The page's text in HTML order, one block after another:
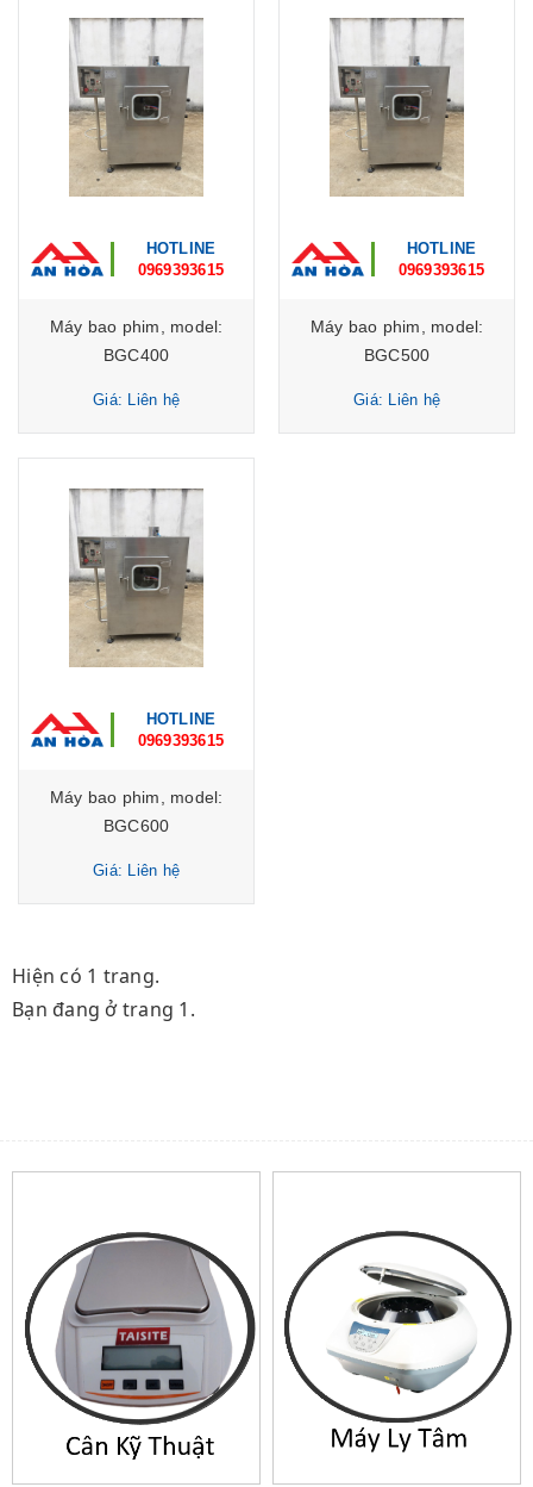
HOTLINE
0969393615
Máy bao phim, model:
BGC400
Giá: Liên hệ
HOTLINE
0969393615
Máy bao phim, model:
BGC500
Giá: Liên hệ
HOTLINE
0969393615
Máy bao phim, model:
BGC600
Giá: Liên hệ
Hiện có 1 trang.
Bạn đang ở trang 1.